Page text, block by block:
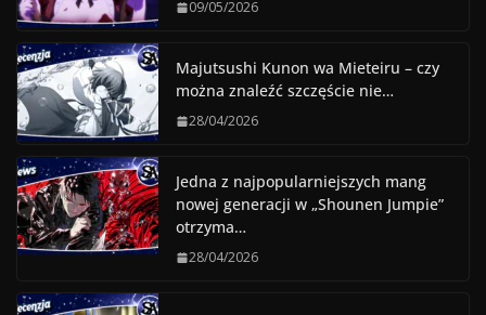
09/05/2026
Majutsushi Kunon wa Mieteiru – czy
można znaleźć szczęście nie…
28/04/2026
Jedna z najpopularniejszych mang
nowej generacji w „Shounen Jumpie”
otrzyma…
28/04/2026